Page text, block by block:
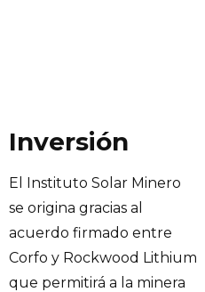
Inversión
El Instituto Solar Minero
se origina gracias al
acuerdo firmado entre
Corfo y Rockwood Lithium
que permitirá a la minera